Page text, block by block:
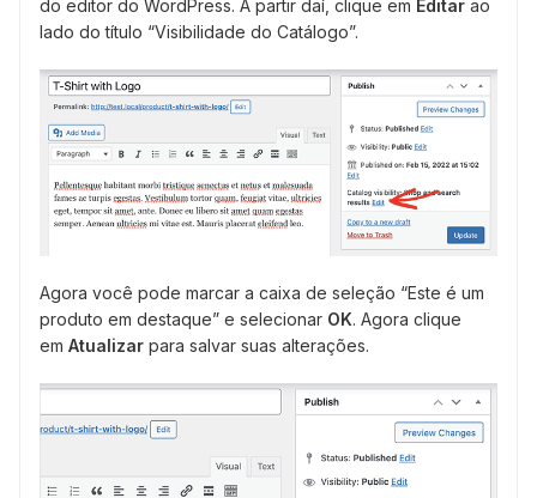
do editor do WordPress. A partir daí, clique em Editar ao
lado do título “Visibilidade do Catálogo”.
Agora você pode marcar a caixa de seleção “Este é um
produto em destaque” e selecionar OK. Agora clique
em Atualizar para salvar suas alterações.